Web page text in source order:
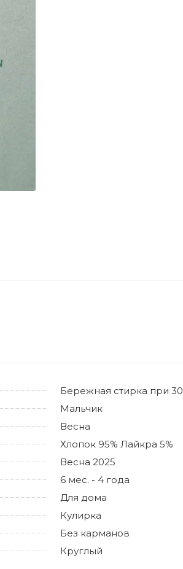
Бережная стирка при 30
Мальчик
Весна
Хлопок 95% Лайкра 5%
Весна 2025
6 мес. - 4 года
Для дома
Кулирка
Без карманов
Круглый